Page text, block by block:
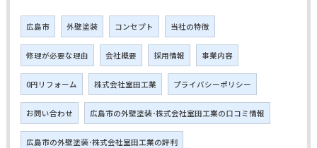
広島市 外壁塗装 コンセプト 当社の特徴
修理が必要な理由 会社概要 採用情報 事業内容
0円リフォーム 株式会社室田工業 プライバシーポリシー
お問い合わせ 広島市の外壁塗装･株式会社室田工業の口コミ情報
広島市の外壁塗装･株式会社室田工業の評判